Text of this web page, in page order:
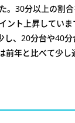
。30分以上の割
ント上昇していま
、20分台や40
前年と比べて少し